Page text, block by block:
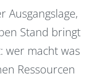
Ausgangslage,
Stand bringt
wer macht was
Ressourcen